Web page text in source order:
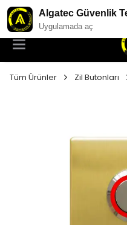
YENI NESIL
Tüm Ürünler Zil Butonları
Algatec Güvenlik
Uygulamada aç